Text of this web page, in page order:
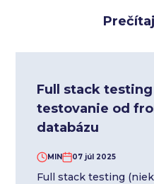
Full stack
testovanie od
databázu
MIN 07 júl 2025
Full stack testing